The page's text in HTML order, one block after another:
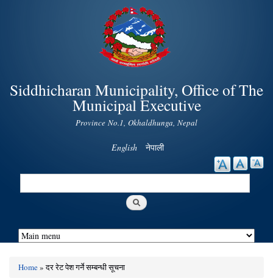
Skip to
main
content
Siddhicharan Municipality, Office of The
Municipal Executive
Province No.1, Okhaldhunga, Nepal
English नेपाली
Search
Home» दर रेट पेश गर्ने सम्बन्धी सूचना